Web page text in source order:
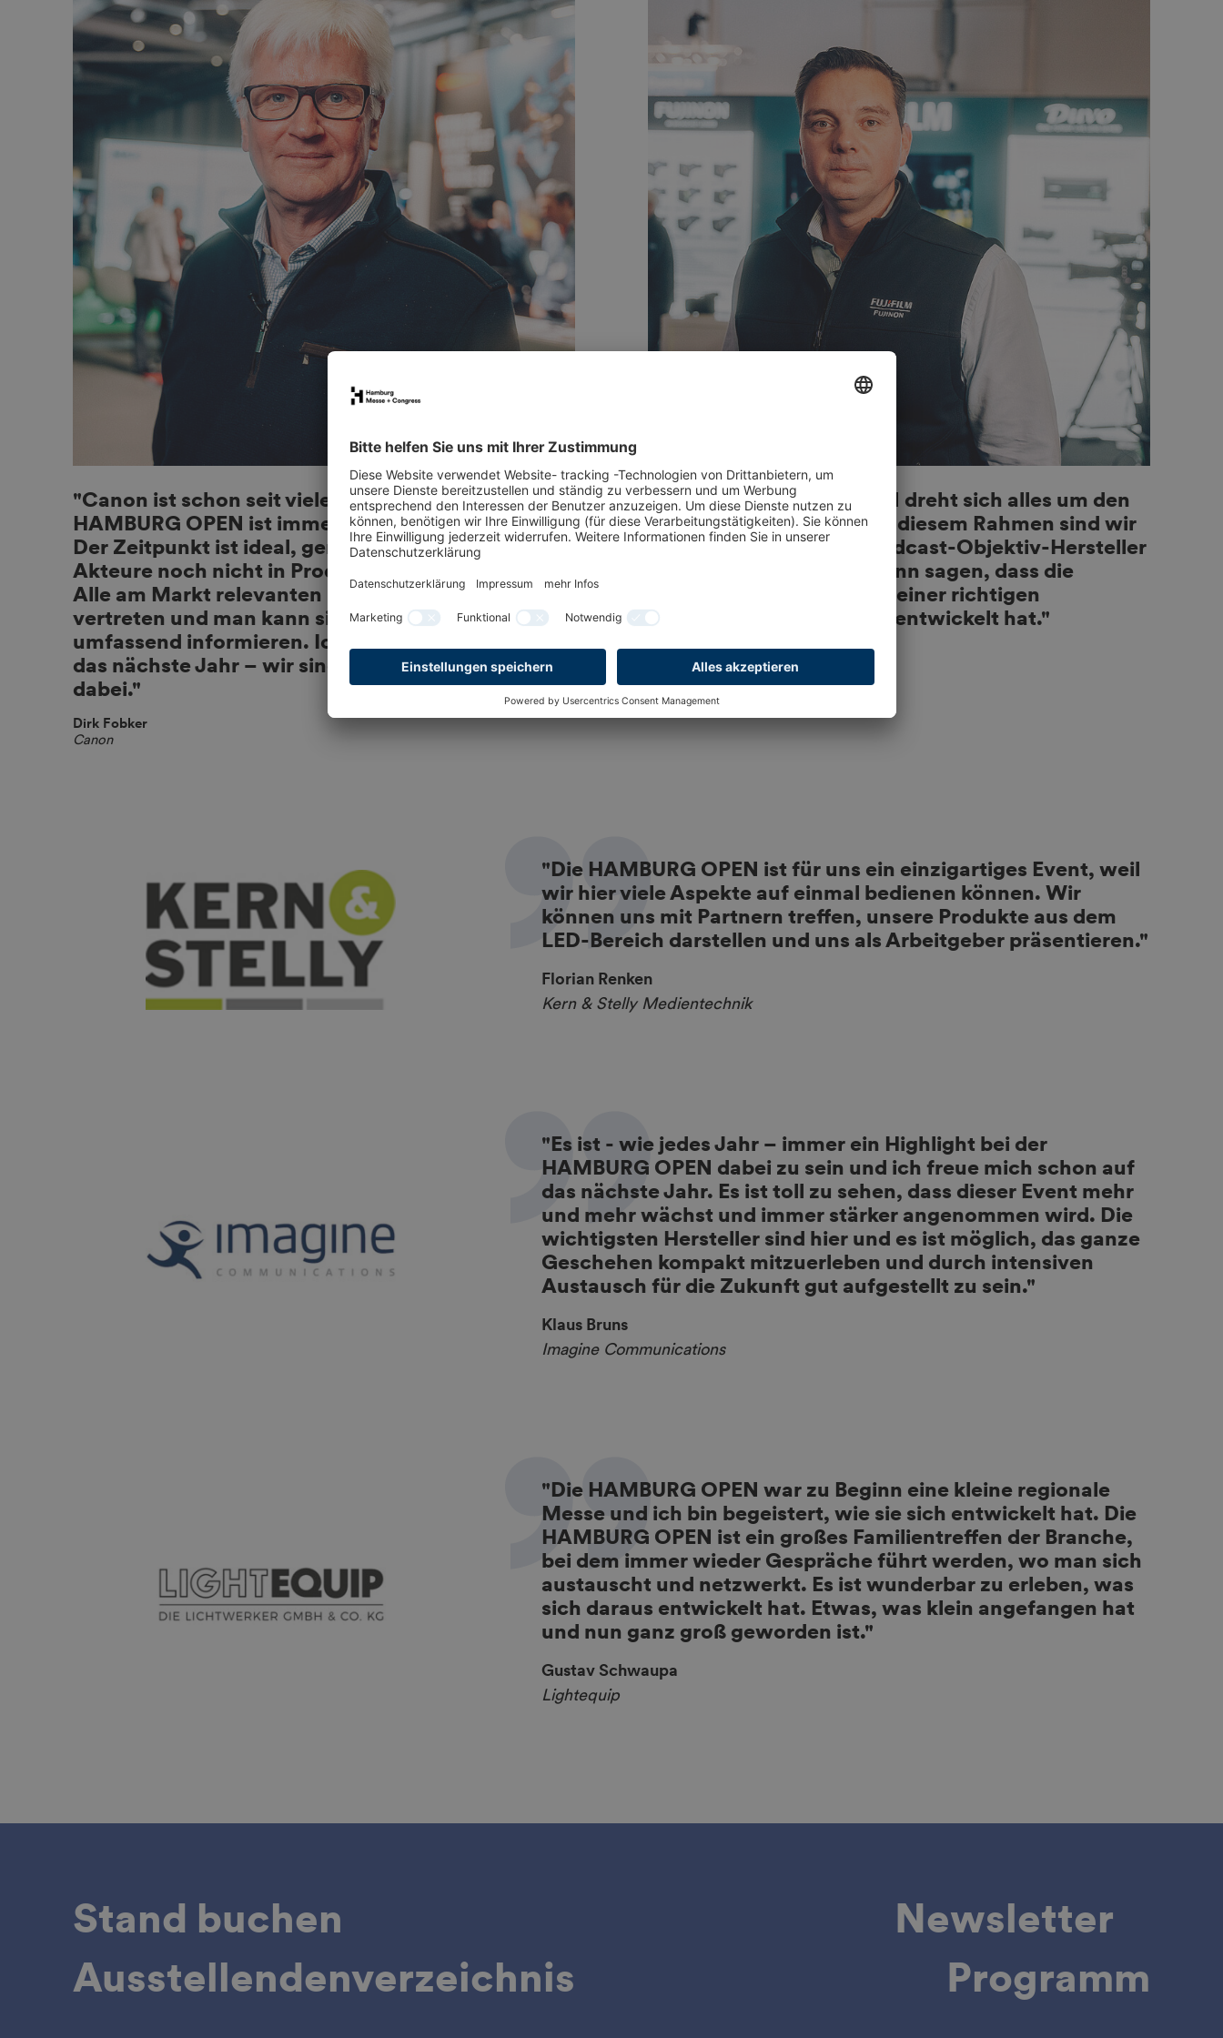
"Canon ist schon seit vielen Jahren dabei. Die
HAMBURG OPEN ist immer ein super klasse Event.
Der Zeitpunkt ist ideal, gerade weil im Januar viele
Akteure noch nicht in Produktionen involviert sind.
Alle am Markt relevanten Hersteller sind hier
vertreten und man kann sich in kurzer Zeit
umfassend informieren. Ich freue mich schon auf
das nächste Jahr – wir sind auf alle Fälle wieder
dabei."
Dirk Fobker
Canon
"Bei der HAMBURG OPEN dreht sich alles um den
Bereich Broadcast und in diesem Rahmen sind wir
als einer der großen Broadcast-Objektiv-Hersteller
optimal platziert. Man kann sagen, dass die
HAMBURG OPEN sich zu einer richtigen
Erfolgsgeschichte weiterentwickelt hat."
Christoph Theussen
FUJIFILM Electronic Imaging Europe
"Die HAMBURG OPEN ist für uns ein einzigartiges Event, weil
wir hier viele Aspekte auf einmal bedienen können. Wir
können uns mit Partnern treffen, unsere Produkte aus dem
LED-Bereich darstellen und uns als Arbeitgeber präsentieren."
Florian Renken
Kern & Stelly Medientechnik
"Es ist - wie jedes Jahr – immer ein Highlight bei der
HAMBURG OPEN dabei zu sein und ich freue mich schon auf
das nächste Jahr. Es ist toll zu sehen, dass dieser Event mehr
und mehr wächst und immer stärker angenommen wird. Die
wichtigsten Hersteller sind hier und es ist möglich, das ganze
Geschehen kompakt mitzuerleben und durch intensiven
Austausch für die Zukunft gut aufgestellt zu sein."
Klaus Bruns
Imagine Communications
"Die HAMBURG OPEN war zu Beginn eine kleine regionale
Messe und ich bin begeistert, wie sie sich entwickelt hat. Die
HAMBURG OPEN ist ein großes Familientreffen der Branche,
bei dem immer wieder Gespräche führt werden, wo man sich
austauscht und netzwerkt. Es ist wunderbar zu erleben, was
sich daraus entwickelt hat. Etwas, was klein angefangen hat
und nun ganz groß geworden ist."
Gustav Schwaupa
Lightequip
Stand buchen
Newsletter
Ausstellendenverzeichnis
Programm